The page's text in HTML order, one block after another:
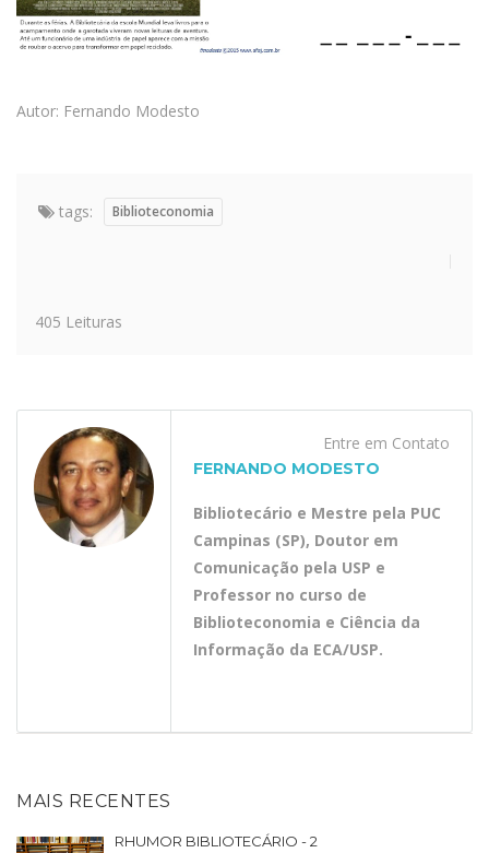
Autor: Fernando Modesto
tags: Biblioteconomia
405 Leituras
Entre em Contato
FERNANDO MODESTO
Bibliotecário e Mestre pela PUC
Campinas (SP), Doutor em
Comunicação pela USP e
Professor no curso de
Biblioteconomia e Ciência da
Informação da ECA/USP.
MAIS RECENTES
RHUMOR BIBLIOTECÁRIO - 2